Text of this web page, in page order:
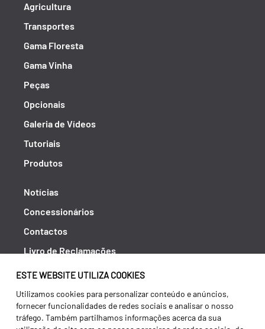
ESTE WEBSITE UTILIZA COOKIES
Utilizamos cookies para personalizar conteúdo e anúncios,
fornecer funcionalidades de redes sociais e analisar o nosso
tráfego. Também partilhamos informações acerca da sua
Agricultura
Transportes
Gama Floresta
Gama Vinha
Peças
Opcionais
Galeria de Vídeos
Tutoriais
Produtos
Notícias
Concessionários
Contactos
Livro de Reclamações
Política de Privacidade
Canal de Denúncias (RGPC)
Termos e condições